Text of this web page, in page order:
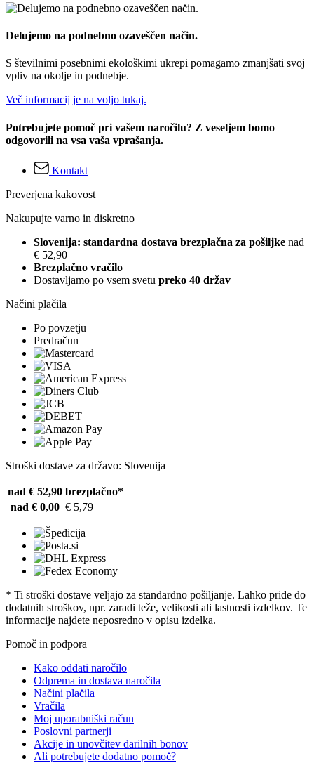
Delujemo na podnebno ozaveščen način.
S številnimi posebnimi ekološkimi ukrepi pomagamo zmanjšati svoj
vpliv na okolje in podnebje.
Več informacij je na voljo tukaj.
Potrebujete pomoč pri vašem naročilu? Z veseljem bomo
odgovorili na vsa vaša vprašanja.
Kontakt
Preverjena kakovost
Nakupujte varno in diskretno
Slovenija: standardna dostava brezplačna za pošiljke nad
€ 52,90
Brezplačno vračilo
Dostavljamo po vsem svetu preko 40 držav
Načini plačila
Po povzetju
Predračun
Stroški dostave za državo: Slovenija
nad € 52,90 brezplačno*
nad € 0,00 € 5,79
* Ti stroški dostave veljajo za standardno pošiljanje. Lahko pride do
dodatnih stroškov, npr. zaradi teže, velikosti ali lastnosti izdelkov. Te
informacije najdete neposredno v opisu izdelka.
Pomoč in podpora
Kako oddati naročilo
Odprema in dostava naročila
Načini plačila
Vračila
Moj uporabniški račun
Poslovni partnerji
Akcije in unovčitev darilnih bonov
Ali potrebujete dodatno pomoč?